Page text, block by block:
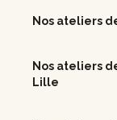
Nos ateliers
Nos ateliers
Lille